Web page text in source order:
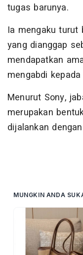
tugas barunya.
Ia mengaku turut
yang dianggap
mendapatkan
mengabdi
Menurut Sony,
merupakan
dijalankan